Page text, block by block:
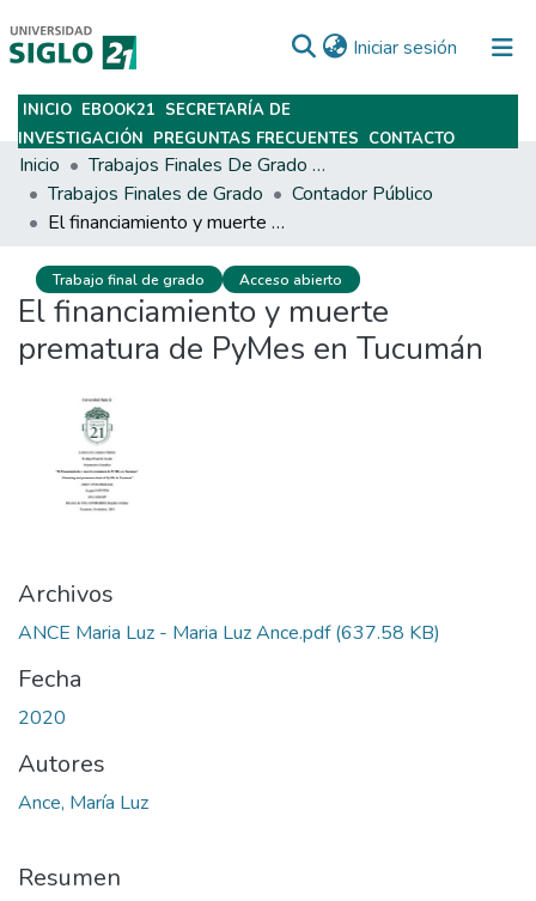
Iniciar sesión (current)
Subir
INICIO EBOOK21 SECRETARÍA DE
INVESTIGACIÓN PREGUNTAS FRECUENTES CONTACTO
Inicio
Trabajos Finales De Grado Y Posgrado
Trabajos Finales de Grado
Contador Público
El financiamiento y muerte prematura de PyMes en Tucumán
Trabajo final de grado Acceso abierto
El financiamiento y muerte
prematura de PyMes en Tucumán
Archivos
ANCE Maria Luz - Maria Luz Ance.pdf(637.58 KB)
Fecha
2020
Autores
Ance, María Luz
Resumen